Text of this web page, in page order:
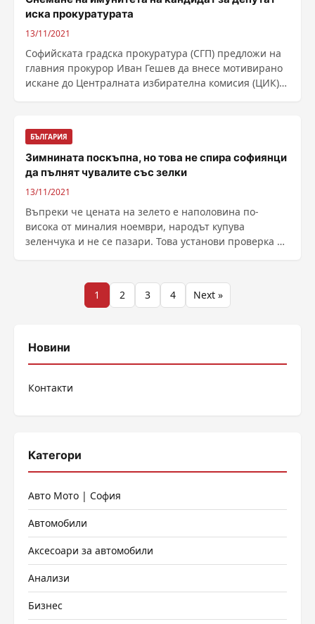
иска прокуратурата
13/11/2021
Софийската градска прокуратура (СГП) предложи на
главния прокурор Иван Гешев да внесе мотивирано
искане до Централната избирателна комисия (ЦИК)
БЪЛГАРИЯ
Зимнината поскъпна, но това не спира софиянци
да пълнят чувалите със зелки
13/11/2021
Въпреки че цената на зелето е наполовина по-
висока от миналия ноември, народът купува
зеленчука и не се пазари. Това установи проверка на
Разделяне
публикациите
1 2 3 4 Next »
Новини
Контакти
Категори
Авто Мото | София
Автомобили
Аксесоари за автомобили
Анализи
Бизнес